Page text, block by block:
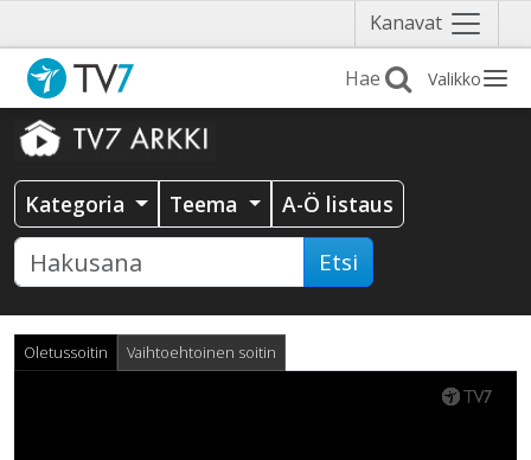
Kanavat Näytä
valikko
Valikko
Kategoria Teema A-Ö listaus
Etsi
Oletussoitin Vaihtoehtoinen soitin